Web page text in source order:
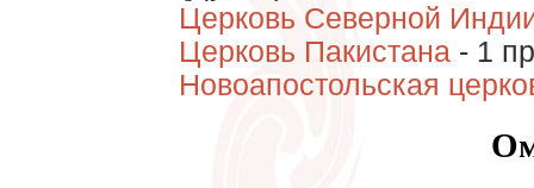
Церковь Северной
Церковь Пакистана- 1
Новоапостольская